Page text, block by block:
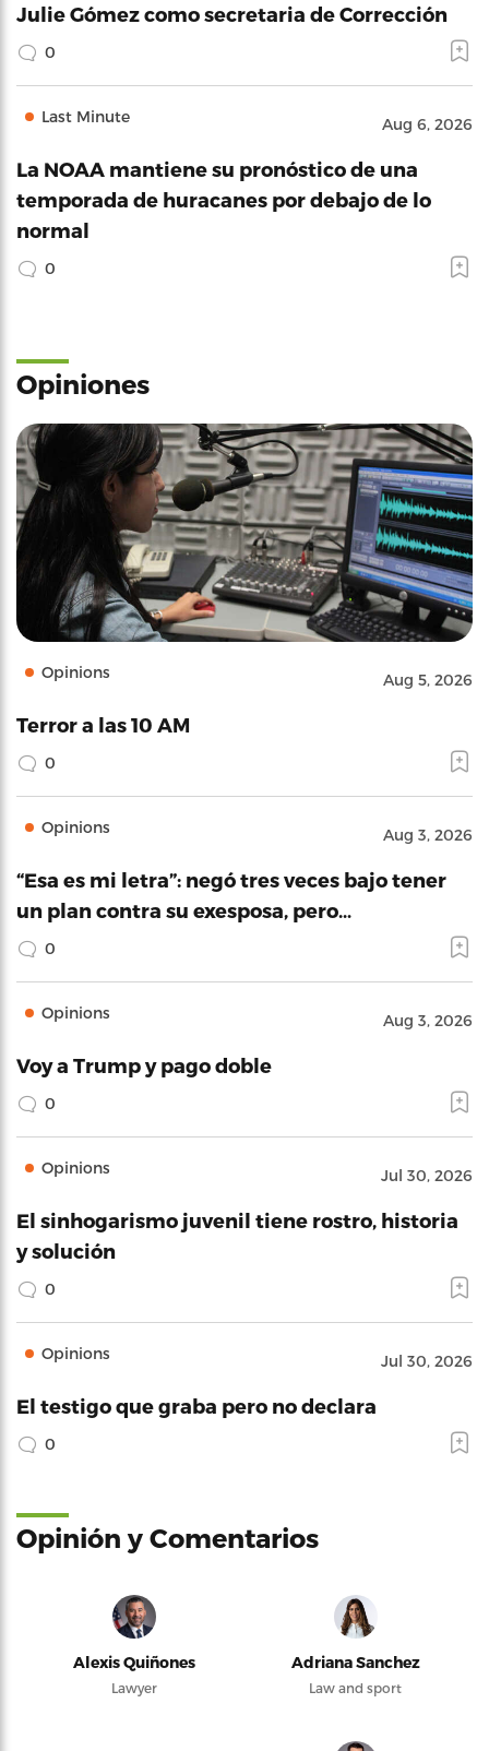
Julie Gómez como secretaria de Corrección
0
Last Minute Aug 6, 2026
La NOAA mantiene su pronóstico de una
temporada de huracanes por debajo de lo
normal
0
Opiniones
Opinions Aug 5, 2026
Terror a las 10 AM
0
Opinions Aug 3, 2026
“Esa es mi letra”: negó tres veces bajo tener
un plan contra su exesposa, pero…
0
Opinions Aug 3, 2026
Voy a Trump y pago doble
0
Opinions Jul 30, 2026
El sinhogarismo juvenil tiene rostro, historia
y solución
0
Opinions Jul 30, 2026
El testigo que graba pero no declara
0
Opinión y Comentarios
Alexis Quiñones
Lawyer
Adriana Sanchez
Law and sport